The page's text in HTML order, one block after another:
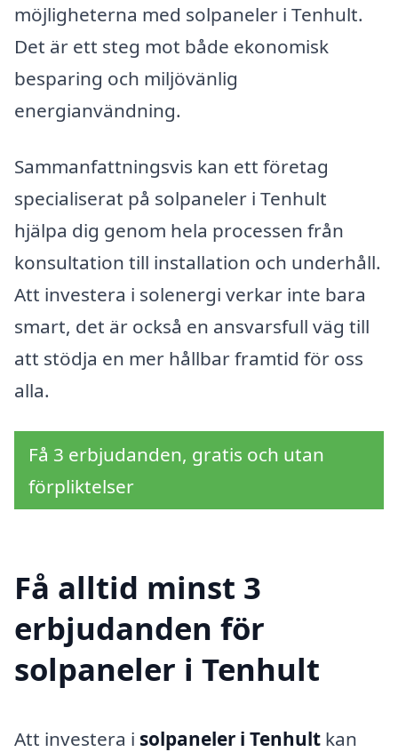
möjligheterna med solpaneler i Tenhult.
Det är ett steg mot både ekonomisk
besparing och miljövänlig
energianvändning.
Sammanfattningsvis kan ett företag
specialiserat på solpaneler i Tenhult
hjälpa dig genom hela processen från
konsultation till installation och underhåll.
Att investera i solenergi verkar inte bara
smart, det är också en ansvarsfull väg till
att stödja en mer hållbar framtid för oss
alla.
Få 3 erbjudanden, gratis och utan
förpliktelser
Få alltid minst 3
erbjudanden för
solpaneler i Tenhult
Att investera i solpaneler i Tenhult kan